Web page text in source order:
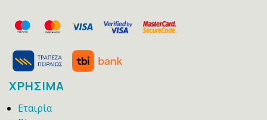
ΧΡΗΣΙΜΑ
Εταιρία